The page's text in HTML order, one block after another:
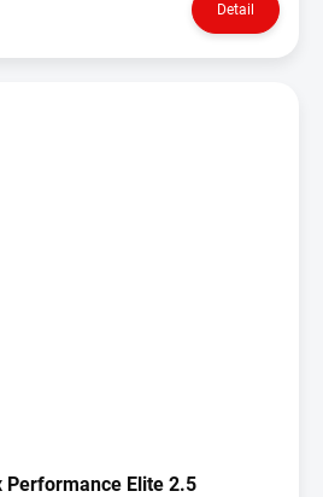
Detail
Performance Elite 2.5